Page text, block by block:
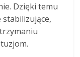
Dzięki temu